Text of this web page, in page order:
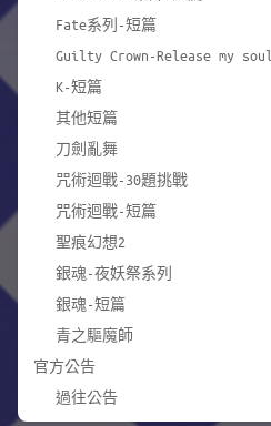
Fate系列-短篇
Guilty Crown-Release my soul
K-短篇
其他短篇
刀劍亂舞
咒術迴戰-30題挑戰
咒術迴戰-短篇
聖痕幻想2
銀魂-夜妖祭系列
銀魂-短篇
青之驅魔師
官方公告
過往公告